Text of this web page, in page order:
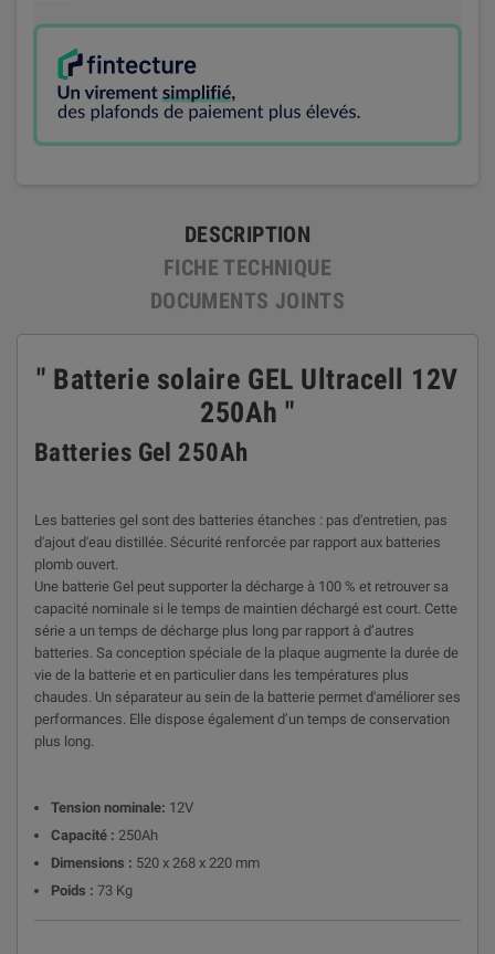
DESCRIPTION
FICHE TECHNIQUE
DOCUMENTS JOINTS
" Batterie solaire GEL Ultracell 12V
250Ah "
Batteries Gel 250Ah
Les batteries gel sont des batteries étanches : pas d'entretien, pas
d'ajout d'eau distillée. Sécurité renforcée par rapport aux batteries
plomb ouvert.
Une batterie Gel peut supporter la décharge à 100 % et retrouver sa
capacité nominale si le temps de maintien déchargé est court. Cette
série a un temps de décharge plus long par rapport à d’autres
batteries. Sa conception spéciale de la plaque augmente la durée de
vie de la batterie et en particulier dans les températures plus
chaudes. Un séparateur au sein de la batterie permet d'améliorer ses
performances. Elle dispose également d’un temps de conservation
plus long.
Tension nominale: 12V
Capacité : 250Ah
Dimensions : 520 x 268 x 220 mm
Poids : 73 Kg